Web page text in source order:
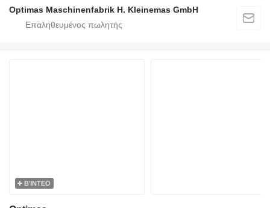
Optimas Maschinenfabrik H. Kleinemas GmbH
ΒΊΝΤΕΟ